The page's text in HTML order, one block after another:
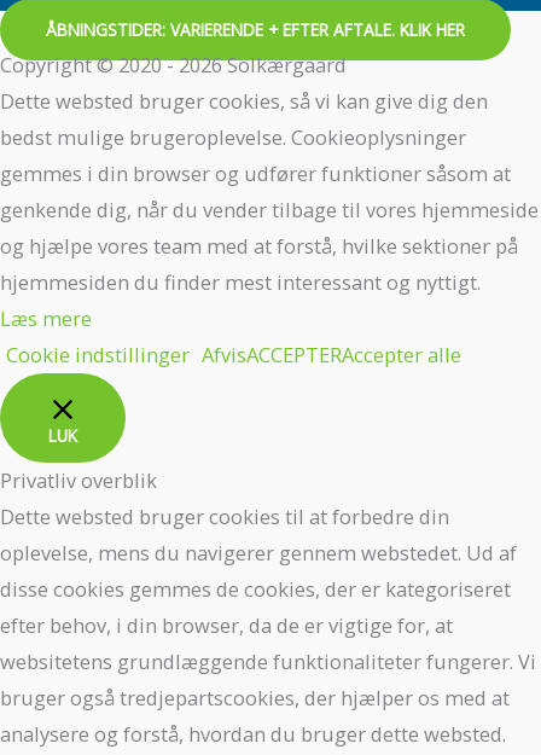
ÅBNINGSTIDER: VARIERENDE + EFTER AFTALE. KLIK HER
Copyright © 2020 - 2026 Solkærgaard
Dette websted bruger cookies, så vi kan give dig den
bedst mulige brugeroplevelse. Cookieoplysninger
gemmes i din browser og udfører funktioner såsom at
genkende dig, når du vender tilbage til vores hjemmeside
og hjælpe vores team med at forstå, hvilke sektioner på
hjemmesiden du finder mest interessant og nyttigt.
Læs mere
Cookie indstillinger AfvisACCEPTERAccepter alle
LUK
Privatliv overblik
Dette websted bruger cookies til at forbedre din
oplevelse, mens du navigerer gennem webstedet. Ud af
disse cookies gemmes de cookies, der er kategoriseret
efter behov, i din browser, da de er vigtige for, at
websitetens grundlæggende funktionaliteter fungerer. Vi
bruger også tredjepartscookies, der hjælper os med at
analysere og forstå, hvordan du bruger dette websted.